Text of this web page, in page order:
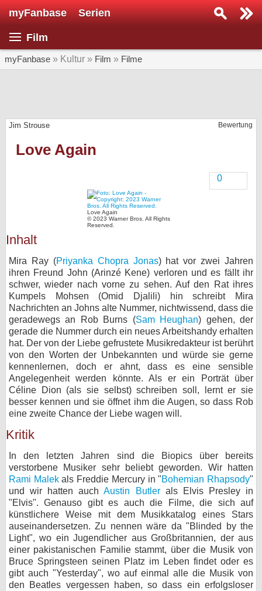
myFanbase Serien
Film
myFanbase » Kultur » Film » Filme
Bewertung
Jim Strouse
Love Again
0
Love Again
© 2023 Warner Bros. All Rights
Reserved.
Inhalt
Mira Ray (Priyanka Chopra Jonas) hat vor zwei Jahren
ihren Freund John (Arinzé Kene) verloren und es fällt ihr
schwer, wieder nach vorne zu sehen. Auf den Rat ihres
Kumpels Mohsen (Omid Djalili) hin schreibt Mira
Nachrichten an Johns alte Nummer, nichtwissend, dass die
geradewegs an Rob Burns (Sam Heughan) gehen, der
gerade die Nummer durch ein neues Arbeitshandy erhalten
hat. Der von der Liebe gefrustete Musikredakteur ist berührt
von den Worten der Unbekannten und würde sie gerne
kennenlernen, doch er ahnt, dass es eine sensible
Angelegenheit werden könnte. Als er ein Porträt über
Céline Dion (als sie selbst) schreiben soll, lernt er sie
besser kennen und sie öffnet ihm die Augen, so dass Rob
eine zweite Chance der Liebe wagen will.
Kritik
In den letzten Jahren sind die Biopics über bereits
verstorbene Musiker sehr beliebt geworden. Wir hatten
Rami Malekals Freddie Mercury in "Bohemian Rhapsody"
und wir hatten auchAustin Butlerals Elvis Presley in
"Elvis". Genauso gibt es auch die Filme, die sich auf
künstlichere Weise mit dem Musikkatalog eines Stars
auseinandersetzen. Zu nennen wäre da "Blinded by the
Light", wo ein Jugendlicher aus Großbritannien, der aus
einer pakistanischen Familie stammt, über die Musik von
Bruce Springsteen seinen Platz im Leben findet oder es
gibt auch "Yesterday", wo auf einmal alle die Musik von
den Beatles vergessen haben, so dass ein erfolgsloser
Serie suchen...
SERIEN
Specials
SERVICE
bei X
bei Facebook
Kontakt
Nutzungsbedingungen
Datenschutz
Cookie-Einstellungen
Desktop-Ansicht
myFanbase